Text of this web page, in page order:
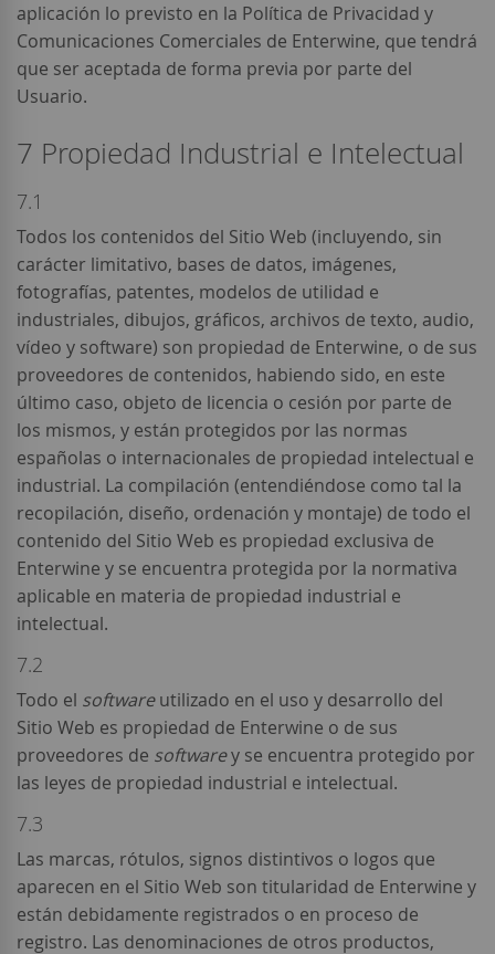
aplicación lo previsto en la Política de Privacidad y
Comunicaciones Comerciales de Enterwine, que tendrá
que ser aceptada de forma previa por parte del
Usuario.
7 Propiedad Industrial e Intelectual
7.1
Todos los contenidos del Sitio Web (incluyendo, sin
carácter limitativo, bases de datos, imágenes,
fotografías, patentes, modelos de utilidad e
industriales, dibujos, gráficos, archivos de texto, audio,
vídeo y software) son propiedad de Enterwine, o de sus
proveedores de contenidos, habiendo sido, en este
último caso, objeto de licencia o cesión por parte de
los mismos, y están protegidos por las normas
españolas o internacionales de propiedad intelectual e
industrial. La compilación (entendiéndose como tal la
recopilación, diseño, ordenación y montaje) de todo el
contenido del Sitio Web es propiedad exclusiva de
Enterwine y se encuentra protegida por la normativa
aplicable en materia de propiedad industrial e
intelectual.
7.2
Todo el softwareutilizado en el uso y desarrollo del
Sitio Web es propiedad de Enterwine o de sus
proveedores de softwarey se encuentra protegido por
las leyes de propiedad industrial e intelectual.
7.3
Las marcas, rótulos, signos distintivos o logos que
aparecen en el Sitio Web son titularidad de Enterwine y
están debidamente registrados o en proceso de
registro. Las denominaciones de otros productos,